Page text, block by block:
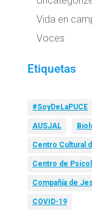
Vida en
Voces
Etiquetas
#SoyDeLaPUCE
AUSJAL
Centro Cultural
Centro de
Compañía de
COVID-19